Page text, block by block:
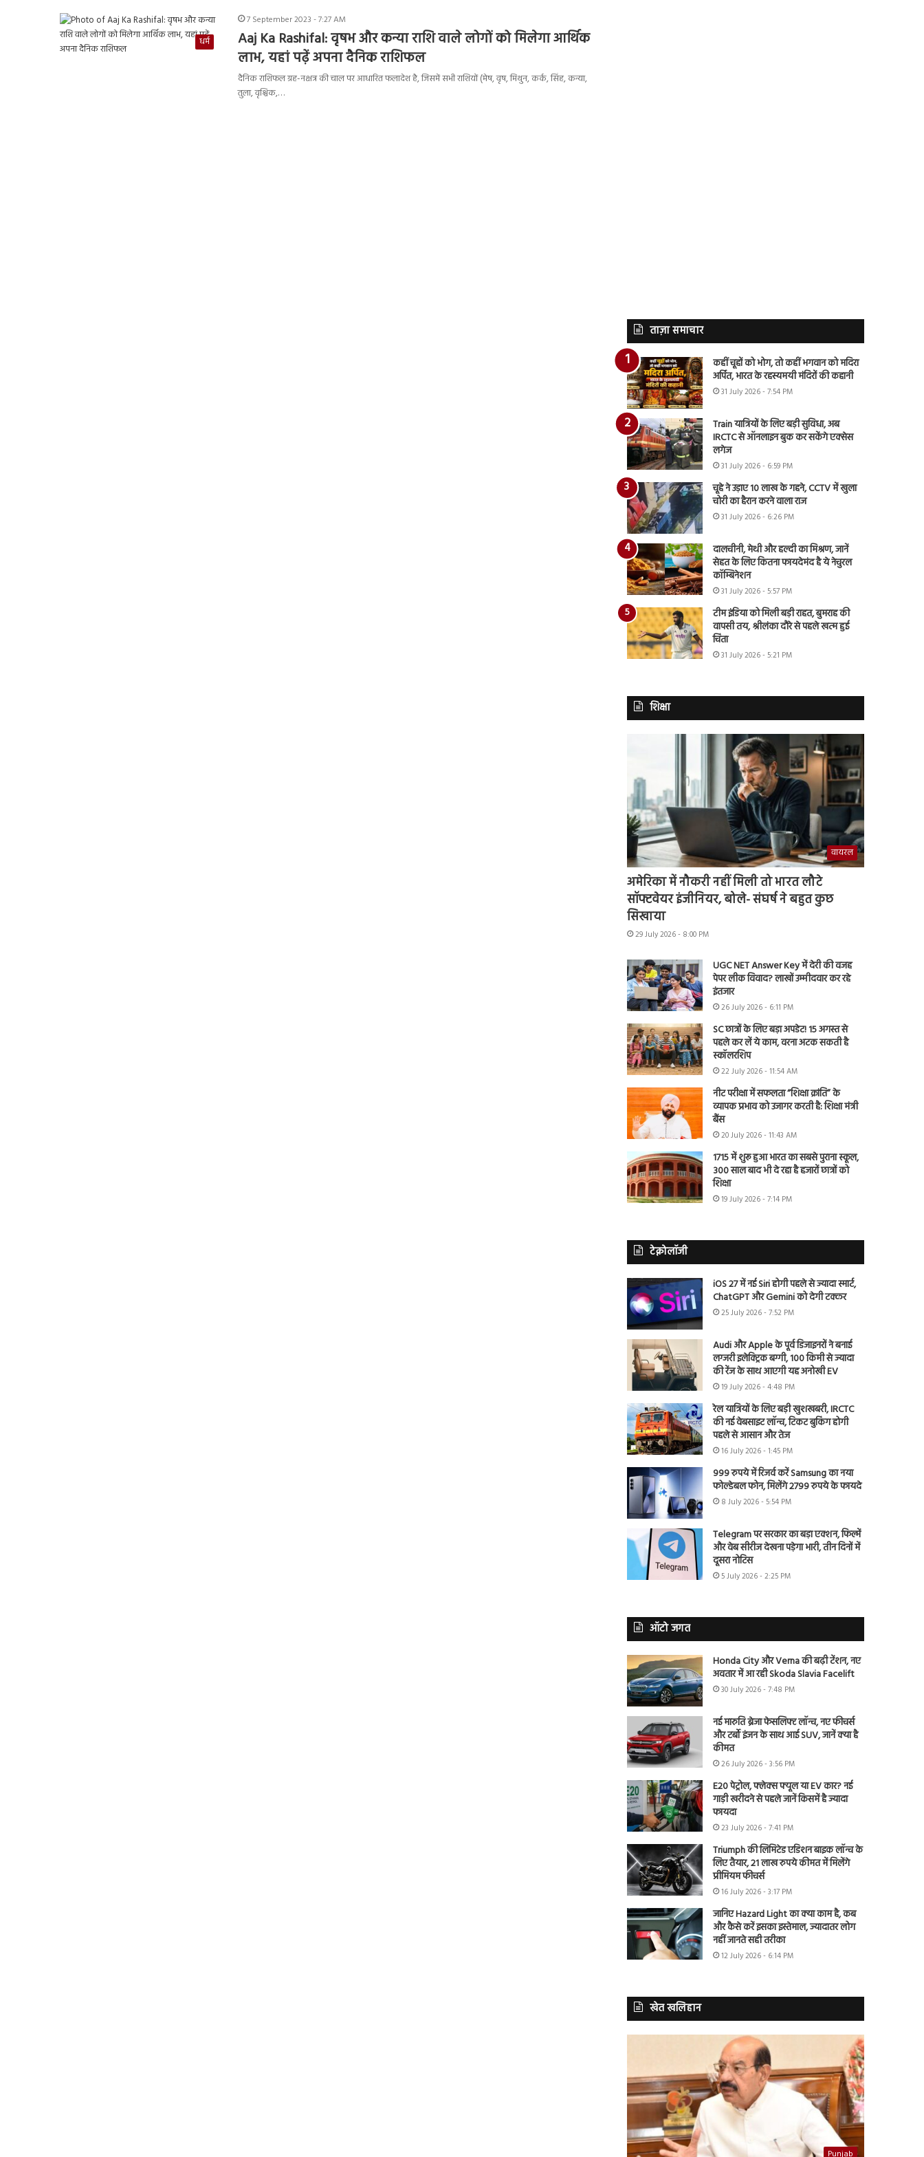
धर्म
7 September 2023 - 7:27 AM
Aaj Ka Rashifal: वृषभ और कन्या राशि वाले लोगों को मिलेगा आर्थिक
लाभ, यहां पढ़ें अपना दैनिक राशिफल
दैनिक राशिफल ग्रह-नक्षत्र की चाल पर आधारित फलादेश है, जिसमें सभी राशियों (मेष, वृष, मिथुन, कर्क, सिंह, कन्या,
तुला, वृश्चिक,…
ताज़ा समाचार
कहीं चूहों को भोग, तो कहीं भगवान को मदिरा
अर्पित, भारत के रहस्यमयी मंदिरों की कहानी
31 July 2026 - 7:54 PM
Train यात्रियों के लिए बड़ी सुविधा, अब
IRCTC से ऑनलाइन बुक कर सकेंगे एक्सेस
लगेज
31 July 2026 - 6:59 PM
चूहे ने उड़ाए 10 लाख के गहने, CCTV में खुला
चोरी का हैरान करने वाला राज
31 July 2026 - 6:26 PM
दालचीनी, मेथी और हल्दी का मिश्रण, जानें
सेहत के लिए कितना फायदेमंद है ये नेचुरल
कॉम्बिनेशन
31 July 2026 - 5:57 PM
टीम इंडिया को मिली बड़ी राहत, बुमराह की
वापसी तय, श्रीलंका दौरे से पहले खत्म हुई
चिंता
31 July 2026 - 5:21 PM
शिक्षा
वायरल
अमेरिका में नौकरी नहीं मिली तो भारत लौटे
सॉफ्टवेयर इंजीनियर, बोले- संघर्ष ने बहुत कुछ
सिखाया
29 July 2026 - 8:00 PM
UGC NET Answer Key में देरी की वजह
पेपर लीक विवाद? लाखों उम्मीदवार कर रहे
इंतजार
26 July 2026 - 6:11 PM
SC छात्रों के लिए बड़ा अपडेट! 15 अगस्त से
पहले कर लें ये काम, वरना अटक सकती है
स्कॉलरशिप
22 July 2026 - 11:54 AM
नीट परीक्षा में सफलता “शिक्षा क्रांति” के
व्यापक प्रभाव को उजागर करती है: शिक्षा मंत्री
बैंस
20 July 2026 - 11:43 AM
1715 में शुरू हुआ भारत का सबसे पुराना स्कूल,
300 साल बाद भी दे रहा है हजारों छात्रों को
शिक्षा
19 July 2026 - 7:14 PM
टेक्नोलॉजी
iOS 27 में नई Siri होगी पहले से ज्यादा स्मार्ट,
ChatGPT और Gemini को देगी टक्कर
25 July 2026 - 7:52 PM
Audi और Apple के पूर्व डिजाइनरों ने बनाई
लग्जरी इलेक्ट्रिक बग्गी, 100 किमी से ज्यादा
की रेंज के साथ आएगी यह अनोखी EV
19 July 2026 - 4:48 PM
रेल यात्रियों के लिए बड़ी खुशखबरी, IRCTC
की नई वेबसाइट लॉन्च, टिकट बुकिंग होगी
पहले से आसान और तेज
16 July 2026 - 1:45 PM
999 रुपये में रिजर्व करें Samsung का नया
फोल्डेबल फोन, मिलेंगे 2799 रुपये के फायदे
8 July 2026 - 5:54 PM
Telegram पर सरकार का बड़ा एक्शन, फिल्में
और वेब सीरीज देखना पड़ेगा भारी, तीन दिनों में
दूसरा नोटिस
5 July 2026 - 2:25 PM
ऑटो जगत
Honda City और Verna की बढ़ी टेंशन, नए
अवतार में आ रही Skoda Slavia Facelift
30 July 2026 - 7:48 PM
नई मारुति ब्रेजा फेसलिफ्ट लॉन्च, नए फीचर्स
और टर्बो इंजन के साथ आई SUV, जानें क्या है
कीमत
26 July 2026 - 3:56 PM
E20 पेट्रोल, फ्लेक्स फ्यूल या EV कार? नई
गाड़ी खरीदने से पहले जानें किसमें है ज्यादा
फायदा
23 July 2026 - 7:41 PM
Triumph की लिमिटेड एडिशन बाइक लॉन्च के
लिए तैयार, 21 लाख रुपये कीमत में मिलेंगे
प्रीमियम फीचर्स
16 July 2026 - 3:17 PM
जानिए Hazard Light का क्या काम है, कब
और कैसे करें इसका इस्तेमाल, ज्यादातर लोग
नहीं जानते सही तरीका
12 July 2026 - 6:14 PM
खेत खलिहान
Punjab